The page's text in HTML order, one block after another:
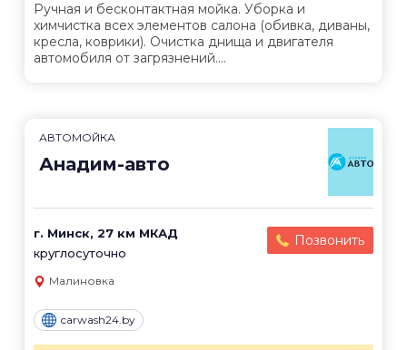
Ручная и бесконтактная мойка. Уборка и
химчистка всех элементов салона (обивка, диваны,
кресла, коврики). Очистка днища и двигателя
автомобиля от загрязнений....
АВТОМОЙКА
Анадим-авто
г. Минск, 27 км МКАД
круглосуточно
Позвонить
Малиновка
carwash24.by